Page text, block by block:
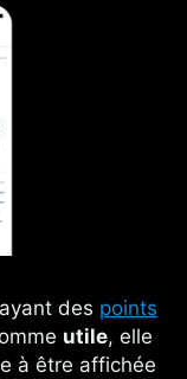
des points
utile, elle
à être affichée